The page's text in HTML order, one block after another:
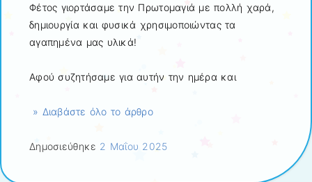
Φέτος γιορτάσαμε την Πρωτομαγιά με πολλή χαρά,
δημιουργία και φυσικά χρησιμοποιώντας τα
αγαπημένα μας υλικά!
Αφού συζητήσαμε για αυτήν την ημέρα και
» Διαβάστε όλο το άρθρο
Δημοσιεύθηκε 2 Μαΐου 2025